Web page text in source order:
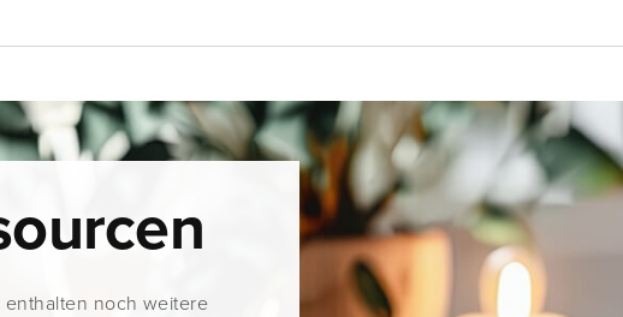
enthalten noch weitere